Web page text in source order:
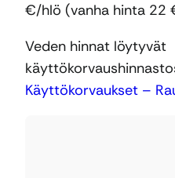
€/hlö (vanha hinta 22
Veden hinnat löytyvät
Käyttökorvaukset –